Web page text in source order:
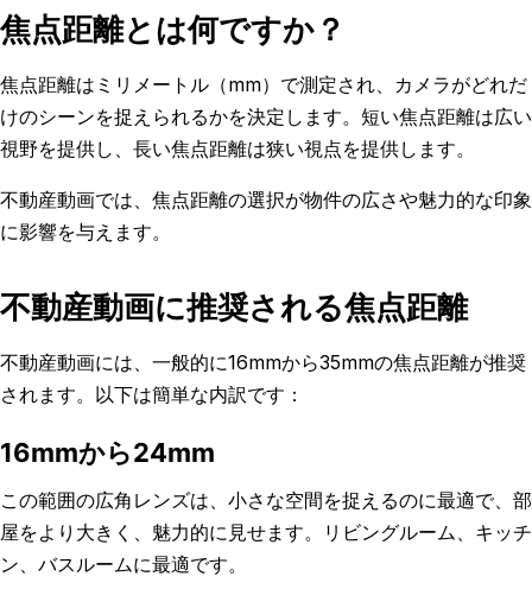
焦点距離とは何ですか？
焦点距離はミリメートル（mm）で測定され、カメラがどれだ
けのシーンを捉えられるかを決定します。短い焦点距離は広い
視野を提供し、長い焦点距離は狭い視点を提供します。
不動産動画では、焦点距離の選択が物件の広さや魅力的な印象
に影響を与えます。
不動産動画に推奨される焦点距離
不動産動画には、一般的に16mmから35mmの焦点距離が推奨
されます。以下は簡単な内訳です：
16mmから24mm
この範囲の広角レンズは、小さな空間を捉えるのに最適で、部
屋をより大きく、魅力的に見せます。リビングルーム、キッチ
ン、バスルームに最適です。